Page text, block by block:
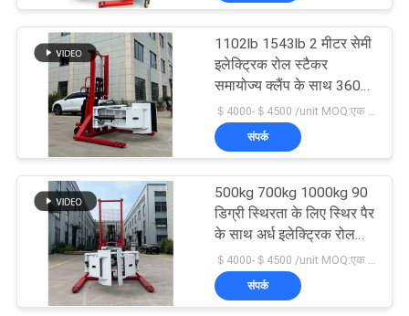
साइटमैप
PRIVACY
POLICY
1102lb 1543lb 2 मीटर सेमी
इलेक्ट्रिक रोल स्टैकर
समायोज्य क्लैंप के साथ 360
डिग्री घुमाएं
संपर्क
500kg 700kg 1000kg 90
डिग्री स्थिरता के लिए स्थिर पैर
के साथ अर्ध इलेक्ट्रिक रोल
स्टैकर
संपर्क